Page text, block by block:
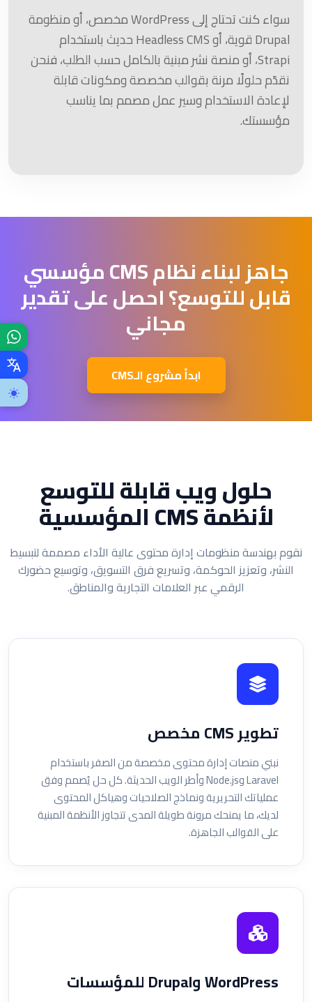
سواء كنت تحتاج إلى WordPress مخصص، أو منظومة
Drupal قوية، أو Headless CMS حديث باستخدام
Strapi، أو منصة نشر مبنية بالكامل حسب الطلب، فنحن
نقدّم حلولًا مرنة بقوالب مخصصة ومكونات قابلة
لإعادة الاستخدام وسير عمل مصمم بما يناسب
مؤسستك.
جاهز لبناء نظام CMS مؤسسي
قابل للتوسع؟ احصل على تقدير
مجاني
ابدأ مشروع الـCMS
حلول ويب قابلة للتوسع
لأنظمة CMS المؤسسية
نقوم بهندسة منظومات إدارة محتوى عالية الأداء مصممة لتبسيط
النشر، وتعزيز الحوكمة، وتسريع فرق التسويق، وتوسيع حضورك
الرقمي عبر العلامات التجارية والمناطق.
تطوير CMS مخصص
نبني منصات إدارة محتوى مخصصة من الصفر باستخدام
Laravel وNode.js وأطر الويب الحديثة. كل حل يُصمم وفق
عملياتك التحريرية ونماذج الصلاحيات وهياكل المحتوى
لديك، ما يمنحك مرونة طويلة المدى تتجاوز الأنظمة المبنية
على القوالب الجاهزة.
WordPress وDrupal للمؤسسات